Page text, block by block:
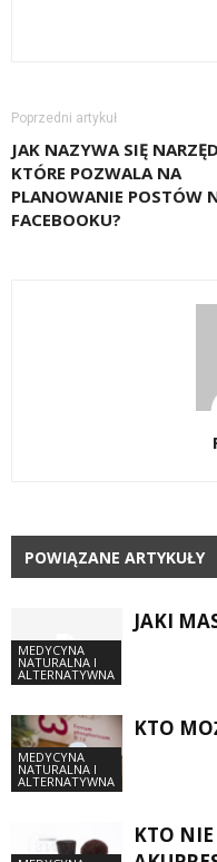
Poprzedni artykuł
JAK NAZYWA SIĘ
KTÓRE POZWALA NA
PLANOWANIE POSTÓW
FACEBOOKU?
POWIĄZANE ARTYKUŁY
MEDYCYNA
NATURALNA I
ALTERNATYWNA
JAKI
MEDYCYNA
NATURALNA I
ALTERNATYWNA
KTO
KTO